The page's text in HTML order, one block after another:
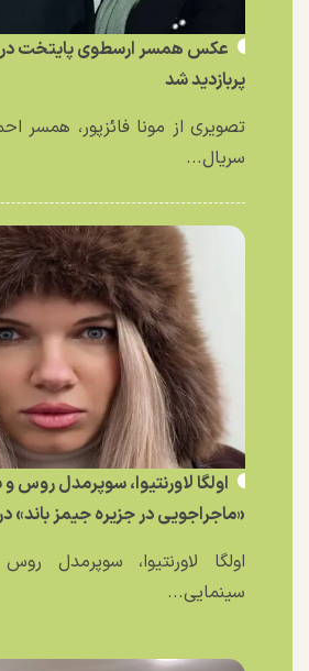
عکس همسر ارسطوی پایتخت
پربازدید شد
تصویری از مونا فائزپور، همسر
سریال...
اولگا لاورنتیوا، سوپرمدل روس و
«ماجراجویی در جزیره جیمز باند»
اولگا لاورنتیوا، سوپرمدل
سینمایی...